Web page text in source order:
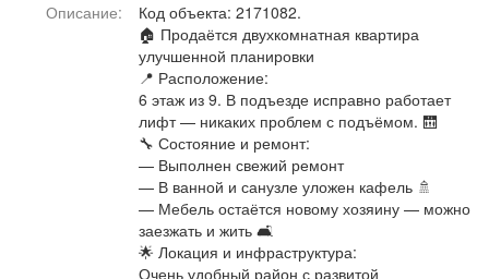
Я - пенсионер
Описание:
Код объекта: 2171082.
🏠 Продаётся двухкомнатная квартира
улучшенной планировки
📍 Расположение:
6 этаж из 9. В подъезде исправно работает
лифт — никаких проблем с подъёмом. 🛗
🔧 Состояние и ремонт:
— Выполнен свежий ремонт
— В ванной и санузле уложен кафель 🚿
— Мебель остаётся новому хозяину — можно
заезжать и жить 🛋️
🌟 Локация и инфраструктура:
Очень удобный район с развитой